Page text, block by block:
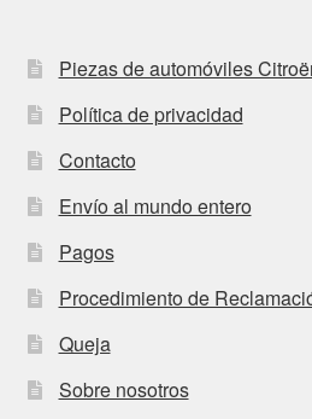
Piezas de automóviles
Política de privacidad
Contacto
Envío al mundo entero
Pagos
Procedimiento de
Queja
Sobre nosotros